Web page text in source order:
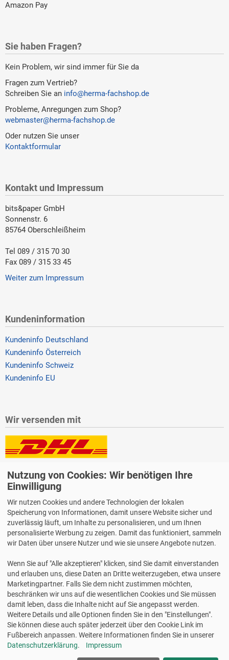
Amazon Pay
Sie haben Fragen?
Kein Problem, wir sind immer für Sie da
Fragen zum Vertrieb?
Schreiben Sie an info@herma-fachshop.de
Probleme, Anregungen zum Shop?
webmaster@herma-fachshop.de
Oder nutzen Sie unser
Kontaktformular
Kontakt und Impressum
bits&paper GmbH
Sonnenstr. 6
85764 Oberschleißheim
Tel 089 / 315 70 30
Fax 089 / 315 33 45
Weiter zum Impressum
Kundeninformation
Kundeninfo Deutschland
Kundeninfo Österreich
Kundeninfo Schweiz
Kundeninfo EU
Wir versenden mit
Samstagszustellung
Bequeme Zahlung über Paypal
2 Jahre Gewährleistung
Alle Texte, Grafiken, Bilder und das Layout sind urheberrechtlich
geschützt und dürfen nicht ohne ausdrückliche, schriftliche
Erlaubnis weiterverwendet werden.
© 2026 bits&paper GmbH - HERMA Fachshop - HERMA 4558 -
Farbige Etiketten, blau, 105 x 42,3 mm, 100 Blatt
Nutzung von Cookies: Wir benötigen Ihre
Einwilligung
Wir nutzen Cookies und andere Technologien der lokalen
Speicherung von Informationen, damit unsere Website sicher und
zuverlässig läuft, um Inhalte zu personalisieren, und um Ihnen
personalisierte Werbung zu zeigen. Damit das funktioniert, sammeln
wir Daten über unsere Nutzer und wie sie unsere Angebote nutzen.
Wenn Sie auf "Alle akzeptieren" klicken, sind Sie damit einverstanden
und erlauben uns, diese Daten an Dritte weiterzugeben, etwa unsere
Marketingpartner. Falls Sie dem nicht zustimmen möchten,
beschränken wir uns auf die wesentlichen Cookies und Sie müssen
damit leben, dass die Inhalte nicht auf Sie angepasst werden.
Weitere Details und alle Optionen finden Sie in den "Einstellungen".
Sie können diese auch später jederzeit über den Cookie Link im
Fußbereich anpassen. Weitere Informationen finden Sie in unserer
Datenschutzerklärung. Impressum